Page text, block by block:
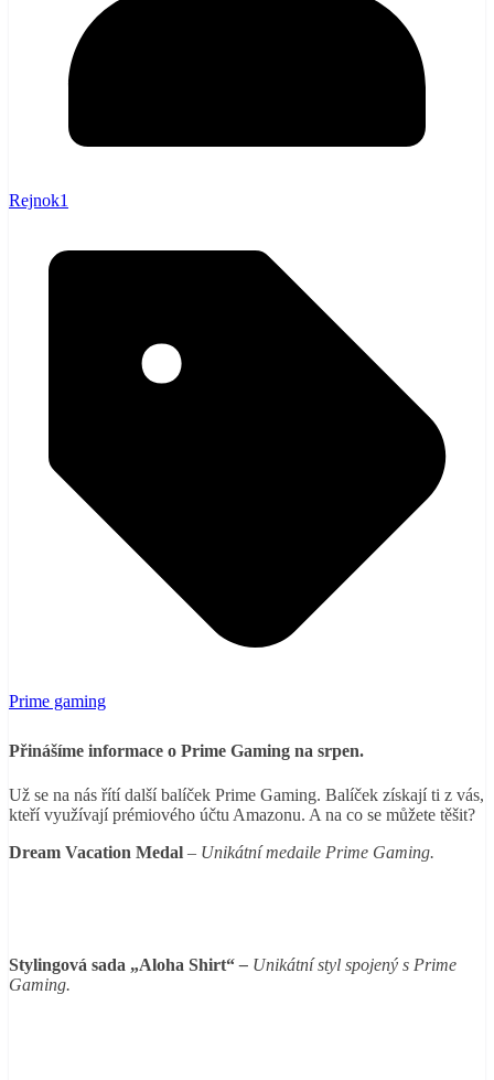
Rejnok1
Prime gaming
Přinášíme informace o Prime Gaming na srpen.
Už se na nás řítí další balíček Prime Gaming. Balíček získají ti z vás,
kteří využívají prémiového účtu Amazonu. A na co se můžete těšit?
Dream Vacation Medal – Unikátní medaile Prime Gaming.
Stylingová sada „Aloha Shirt“– Unikátní styl spojený s Prime
Gaming.